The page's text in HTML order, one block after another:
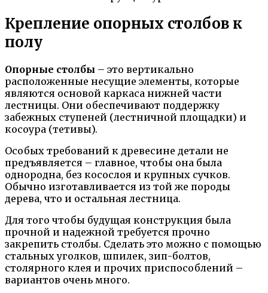
Крепление опорных столбов к
полу
Опорные столбы – это вертикально
расположенные несущие элементы, которые
являются основой каркаса нижней части
лестницы. Они обеспечивают поддержку
забежных ступеней (лестничной площадки) и
косоура (тетивы).
Особых требований к древесине детали не
предъявляется – главное, чтобы она была
однородна, без косослоя и крупных сучков.
Обычно изготавливается из той же породы
дерева, что и остальная лестница.
Для того чтобы будущая конструкция была
прочной и надежной требуется прочно
закрепить столбы. Сделать это можно с помощью
стальных уголков, шпилек, зип-болтов,
столярного клея и прочих приспособлений –
вариантов очень много.